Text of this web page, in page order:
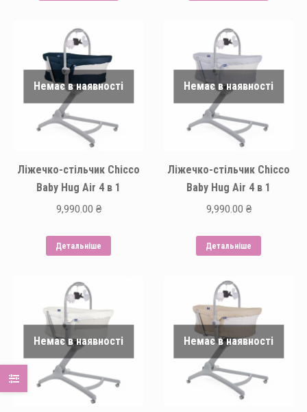
Немає в наявності
Ліжечко-стільчик Chicco
Baby Hug Air 4 в 1
9,990.00 ₴
Детальніше
Немає в наявності
Ліжечко-стільчик Chicco
Baby Hug Air 4 в 1
9,990.00 ₴
Детальніше
Немає в наявності Немає в наявності